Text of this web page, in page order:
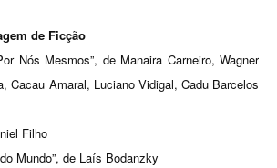
de Ficção
Nós Mesmos”, de Manaira Carneiro, Wagner
Cacau Amaral, Luciano Vidigal, Cadu Barcelos
Filho
Mundo”, de Laís Bodanzky